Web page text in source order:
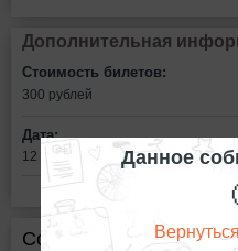
Дополнительная
Стоимость билетов:
300 рублей
Дата:
12 октября в 20:00
Сообщить об ошибке
Данное